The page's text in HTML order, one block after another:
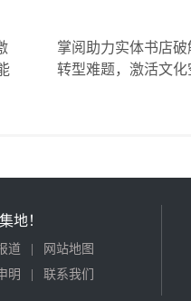
掌阅助力实体书店
转型难题，激活文化
地！
道
网站地图
明 联系我们